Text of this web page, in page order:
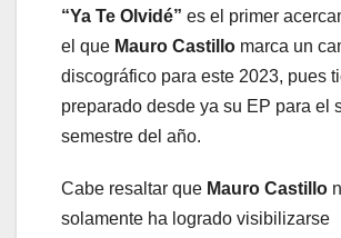
“Ya Te Olvidé” es el primer
el que Mauro Castillo marca un
discográfico para este 2023, pues
preparado desde ya su EP para el
semestre del año.
Cabe resaltar que Mauro Castillo
solamente ha logrado visibilizarse